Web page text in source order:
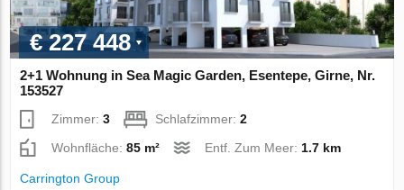
€ 227 448
2+1 Wohnung in Sea Magic Garden, Esentepe, Girne, Nr.
153527
Zimmer:3 Schlafzimmer:2
Wohnfläche:85 m² Entf. Zum Meer:1.7 km
Carrington Group